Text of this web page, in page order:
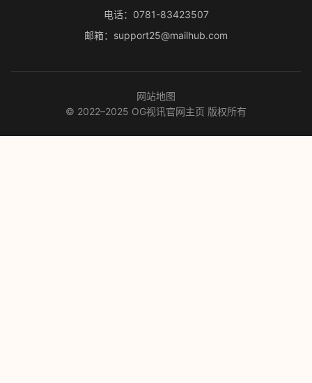
电话：0781-83423507
邮箱：support25@mailhub.com
网站地图
© 2022–2025 OG视讯官网主页 版权所有